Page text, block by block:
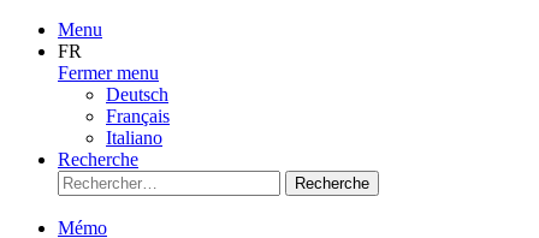
Menu
FR
Fermer menu
Deutsch
Français
Italiano
Recherche
Recherche
Mémo